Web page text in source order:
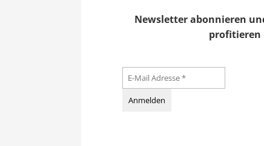
Newsletter abonnieren
profitieren